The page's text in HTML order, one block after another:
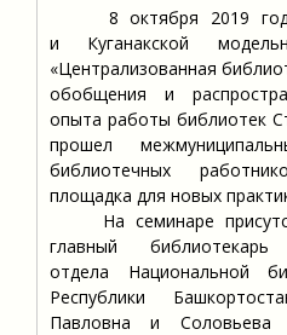
8 октября 2019 года
и Куганакской
«Централизованная
обобщения и
опыта работы библиотек
прошел
библиотечных
площадка для новых
На семинаре
главный библиотекарь
отдела Национальной
Республики
Павловна и Соловьева